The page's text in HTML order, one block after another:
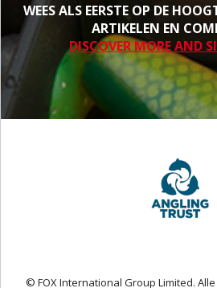
WEES ALS EERSTE OP DE
ARTIKELEN EN
DISCOVER MORE AND
© FOX International Group Limited.